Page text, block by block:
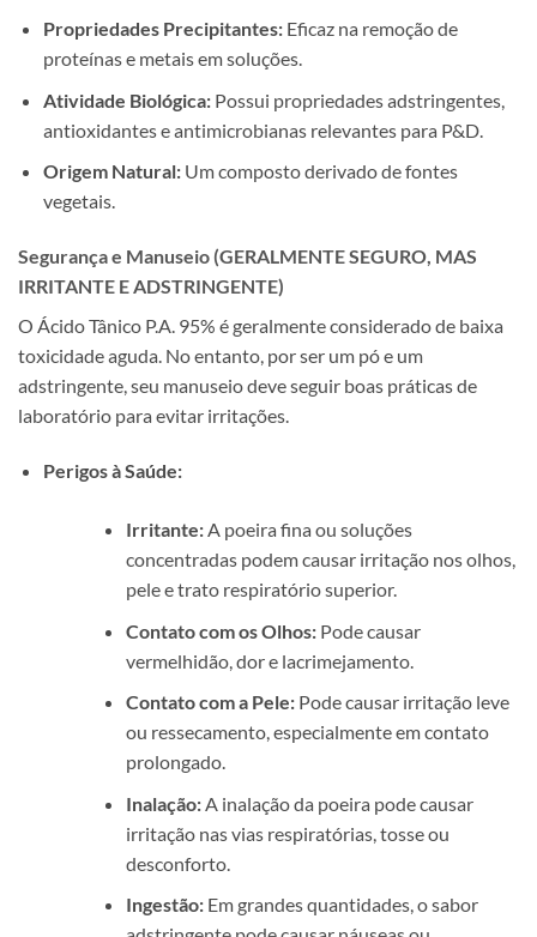
Propriedades Precipitantes:Eficaz na remoção de
proteínas e metais em soluções.
Atividade Biológica:Possui propriedades adstringentes,
antioxidantes e antimicrobianas relevantes para P&D.
Origem Natural:Um composto derivado de fontes
vegetais.
Segurança e Manuseio (GERALMENTE SEGURO, MAS
IRRITANTE E ADSTRINGENTE)
O Ácido Tânico P.A. 95% é geralmente considerado de baixa
toxicidade aguda. No entanto, por ser um pó e um
adstringente, seu manuseio deve seguir boas práticas de
laboratório para evitar irritações.
Perigos à Saúde:
Irritante:A poeira fina ou soluções
concentradas podem causar irritação nos olhos,
pele e trato respiratório superior.
Contato com os Olhos:Pode causar
vermelhidão, dor e lacrimejamento.
Contato com a Pele:Pode causar irritação leve
ou ressecamento, especialmente em contato
prolongado.
Inalação:A inalação da poeira pode causar
irritação nas vias respiratórias, tosse ou
desconforto.
Ingestão:Em grandes quantidades, o sabor